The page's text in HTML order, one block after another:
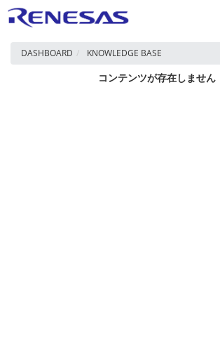
DASHBOARD KNOWLEDGE BASE
コンテンツが存在しません